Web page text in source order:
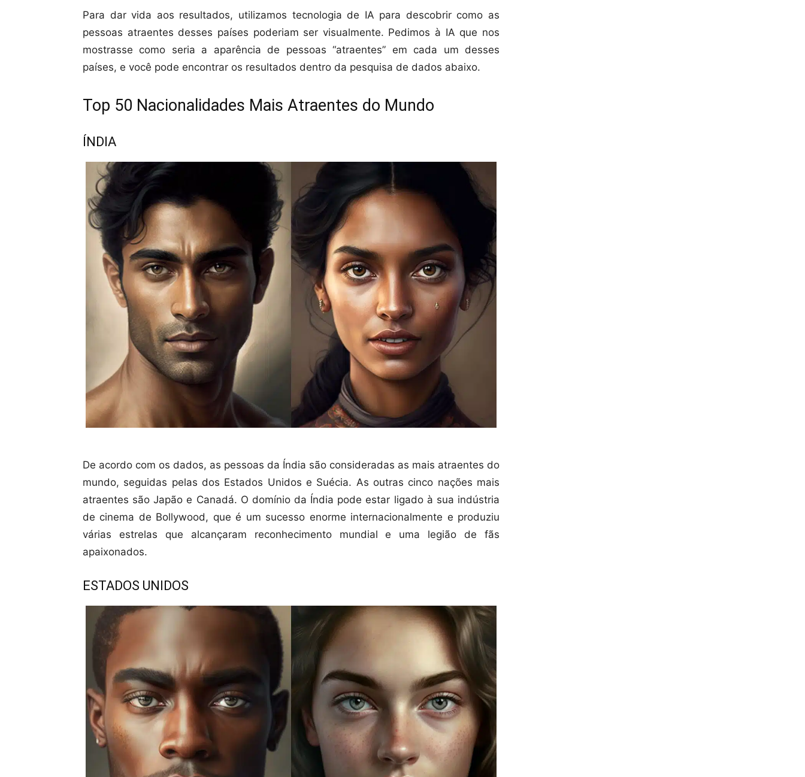
Para dar vida aos resultados, utilizamos tecnologia de IA para descobrir como as
pessoas atraentes desses países poderiam ser visualmente. Pedimos à IA que nos
mostrasse como seria a aparência de pessoas “atraentes” em cada um desses
países, e você pode encontrar os resultados dentro da pesquisa de dados abaixo.
Top 50 Nacionalidades Mais Atraentes do Mundo
ÍNDIA
De acordo com os dados, as pessoas da Índia são consideradas as mais atraentes do
mundo, seguidas pelas dos Estados Unidos e Suécia. As outras cinco nações mais
atraentes são Japão e Canadá. O domínio da Índia pode estar ligado à sua indústria
de cinema de Bollywood, que é um sucesso enorme internacionalmente e produziu
várias estrelas que alcançaram reconhecimento mundial e uma legião de fãs
apaixonados.
ESTADOS UNIDOS